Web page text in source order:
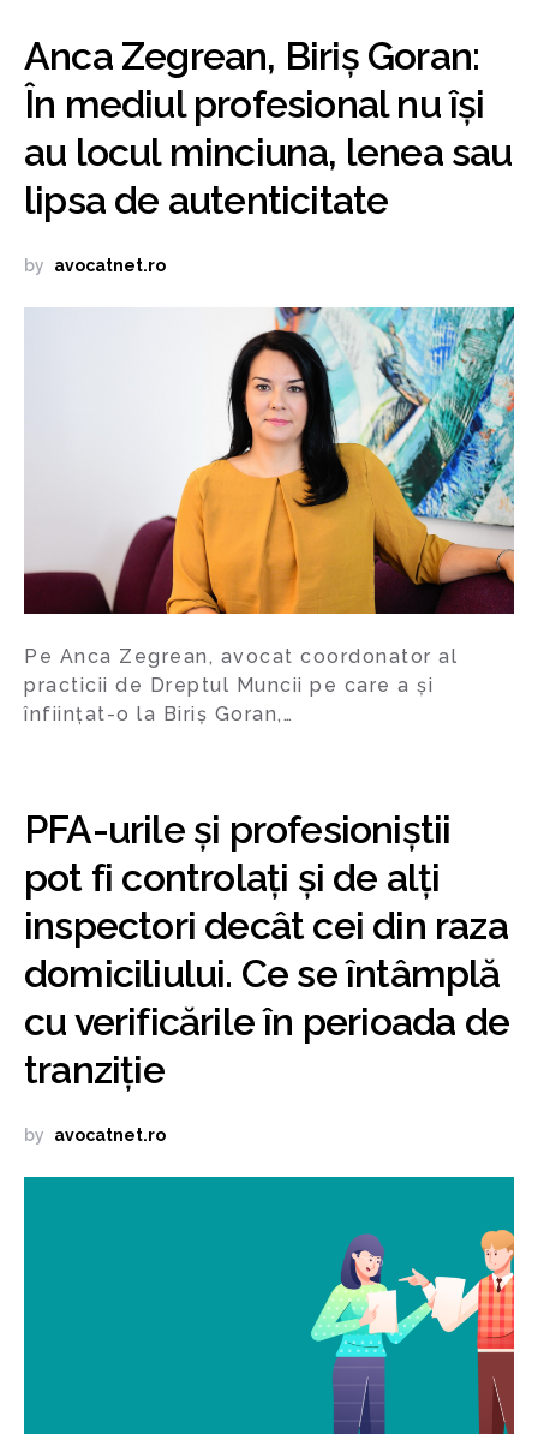
Anca Zegrean, Biriș Goran:
În mediul profesional nu își
au locul minciuna, lenea sau
lipsa de autenticitate
by avocatnet.ro
Pe Anca Zegrean, avocat coordonator al
practicii de Dreptul Muncii pe care a și
înființat-o la Biriș Goran,…
PFA-urile și profesioniștii
pot fi controlați și de alți
inspectori decât cei din raza
domiciliului. Ce se întâmplă
cu verificările în perioada de
tranziție
by avocatnet.ro